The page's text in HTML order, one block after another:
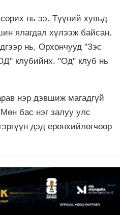
нь ээ. Түүний хувьд
ялагдал хүлээж байсан.
нь, Орхончууд "Зэс
клубийнх. "Од" клуб нь
нэр дэвшиж магадгүй
бас нэг залуу улс
дэд ерөнхийлөгчөөр